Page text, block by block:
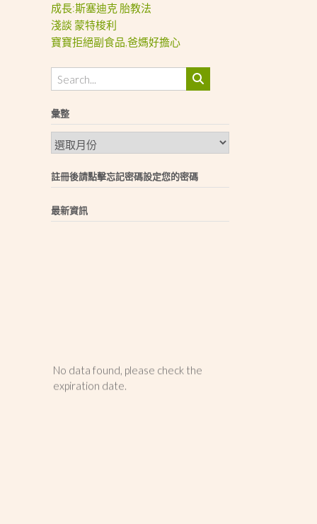
成長:斯塞迪克 胎教法
淺談 蒙特梭利
寶寶拒絕副食品,爸媽好擔心
彙整
彙
整
註冊後請點擊忘記密碼設定您的密碼
最新資訊
expiration date.